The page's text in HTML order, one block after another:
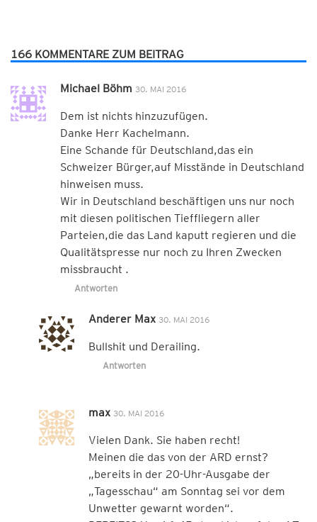
166 KOMMENTARE ZUM BEITRAG
Michael Böhm 30. MAI 2016
Dem ist nichts hinzuzufügen.
Danke Herr Kachelmann.
Eine Schande für Deutschland,das ein
Schweizer Bürger,auf Misstände in Deutschland
hinweisen muss.
Wir in Deutschland beschäftigen uns nur noch
mit diesen politischen Tieffliegern aller
Parteien,die das Land kaputt regieren und die
Qualitätspresse nur noch zu Ihren Zwecken
missbraucht .
Antworten
Anderer Max 30. MAI 2016
Bullshit und Derailing.
Antworten
max 30. MAI 2016
Vielen Dank. Sie haben recht!
Meinen die das von der ARD ernst?
„bereits in der 20-Uhr-Ausgabe der
„Tagesschau“ am Sonntag sei vor dem
Unwetter gewarnt worden“.